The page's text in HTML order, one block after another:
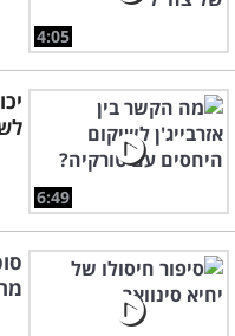
4:05
6:49